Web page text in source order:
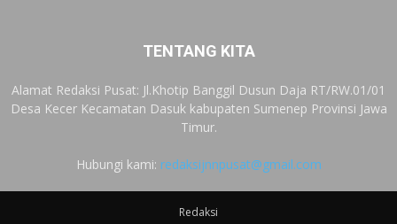
TENTANG KITA
Alamat Redaksi Pusat: Jl.Khotip Banggil Dusun Daja RT/RW.01/01
Desa Kecer Kecamatan Dasuk kabupaten Sumenep Provinsi Jawa
Timur.
Hubungi kami: redaksijnnpusat@gmail.com
Redaksi